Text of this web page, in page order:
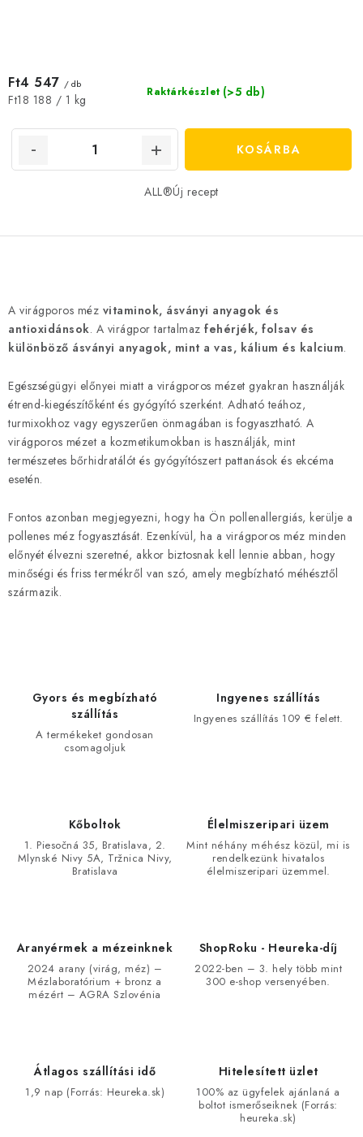
Raktárkészlet (>5 db)
Ft4 547 / db
Egységár:
Ft18 188 / 1 kg
KOSÁRBA
ALL®Új recept
i
s
t
i
r
á
n
y
t
á
s
e
l
A virágporos méz vitaminok, ásványi anyagok és
antioxidánsok. A virágpor tartalmaz fehérjék, folsav és
különböző ásványi anyagok, mint a vas, kálium és kalcium.
Egészségügyi előnyei miatt a virágporos mézet gyakran használják
étrend-kiegészítőként és gyógyító szerként. Adható teához,
turmixokhoz vagy egyszerűen önmagában is fogyasztható. A
virágporos mézet a kozmetikumokban is használják, mint
természetes bőrhidratálót és gyógyítószert pattanások és ekcéma
esetén.
Fontos azonban megjegyezni, hogy ha Ön pollenallergiás, kerülje a
pollenes méz fogyasztását. Ezenkívül, ha a virágporos méz minden
előnyét élvezni szeretné, akkor biztosnak kell lennie abban, hogy
minőségi és friss termékről van szó, amely megbízható méhésztől
származik.
Gyors és megbízható
szállítás
A termékeket gondosan
csomagoljuk
Ingyenes szállítás
Ingyenes szállítás 109 € felett.
Kőboltok
1. Piesočná 35, Bratislava, 2.
Mlynské Nivy 5A, Tržnica Nivy,
Bratislava
Élelmiszeripari üzem
Mint néhány méhész közül, mi is
rendelkezünk hivatalos
élelmiszeripari üzemmel.
Aranyérmek a mézeinknek
2024 arany (virág, méz) –
Mézlaboratórium + bronz a
mézért – AGRA Szlovénia
ShopRoku - Heureka-díj
2022-ben – 3. hely több mint
300 e-shop versenyében.
Átlagos szállítási idő
1,9 nap (Forrás: Heureka.sk)
Hitelesített üzlet
100% az ügyfelek ajánlaná a
boltot ismerőseiknek (Forrás:
heureka.sk)